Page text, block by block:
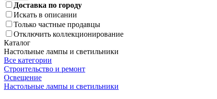
Доставка по городу
Искать в описании
Только частные продавцы
Отключить коллекционирование
Каталог
Настольные лампы и светильники
Все категории
Строительство и ремонт
Освещение
Настольные лампы и светильники